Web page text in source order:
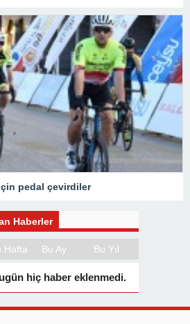
pedal çevirdiler
Haberler
Hafta Bu Ay Bu Yıl
hiç haber eklenmedi.